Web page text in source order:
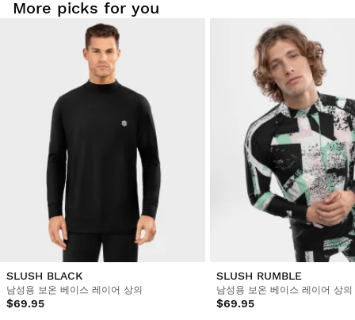
More picks for you
SLUSH BLACK
남성용 보온 베이스 레이어 상의
$69.95
SLUSH RUMBLE
남성용 보온 베이스 레이어 상의
$69.95